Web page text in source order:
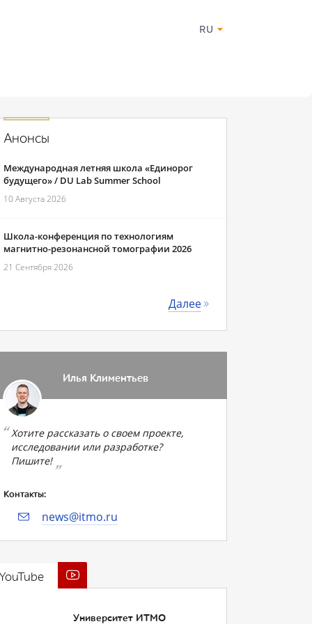
RU
Анонсы
Международная летняя школа «Единорог
будущего» / DU Lab Summer School
10 Августа 2026
Школа-конференция по технологиям
магнитно-резонансной томографии 2026
21 Сентября 2026
Далее
Илья Климентьев
Хотите рассказать о своем проекте,
исследовании или разработке?
Пишите!
Контакты:
news@itmo.ru
Университет ИТМО